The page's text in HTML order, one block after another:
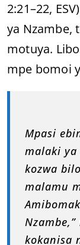
2:21–22,
ya Nzambe,
motuya.
mpe bomoi
Mpasi
malaki ya
kozwa
malamu
kokanisa